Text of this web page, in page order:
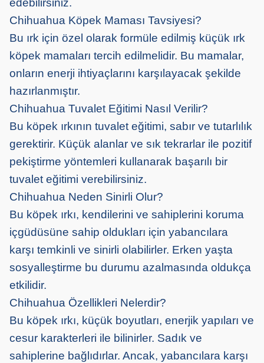
edebilirsiniz.
Chihuahua Köpek Maması Tavsiyesi?
Bu ırk için özel olarak formüle edilmiş küçük ırk
köpek mamaları tercih edilmelidir. Bu mamalar,
onların enerji ihtiyaçlarını karşılayacak şekilde
hazırlanmıştır.
Chihuahua Tuvalet Eğitimi Nasıl Verilir?
Bu köpek ırkının tuvalet eğitimi, sabır ve tutarlılık
gerektirir. Küçük alanlar ve sık tekrarlar ile pozitif
pekiştirme yöntemleri kullanarak başarılı bir
tuvalet eğitimi verebilirsiniz.
Chihuahua Neden Sinirli Olur?
Bu köpek ırkı, kendilerini ve sahiplerini koruma
içgüdüsüne sahip oldukları için yabancılara
karşı temkinli ve sinirli olabilirler. Erken yaşta
sosyalleştirme bu durumu azalmasında oldukça
etkilidir.
Chihuahua Özellikleri Nelerdir?
Bu köpek ırkı, küçük boyutları, enerjik yapıları ve
cesur karakterleri ile bilinirler. Sadık ve
sahiplerine bağlıdırlar. Ancak, yabancılara karşı